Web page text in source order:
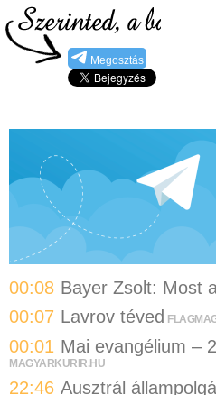
Megosztás
00:08 Bayer Zsolt: Most
00:07 Lavrov téved
00:01 Mai evangélium –
MAGYARKURIR.HU
22:46 Ausztrál